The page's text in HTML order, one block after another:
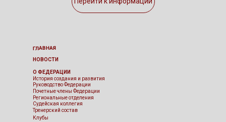
ГЛАВНАЯ
История создания и развития
НОВОСТИ
О ФЕДЕРАЦИИ
Почетные члены Федерации
Руководство Федерации
Региональные отделения